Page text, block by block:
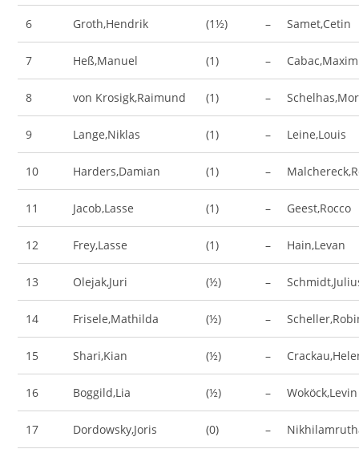
6 Groth,Hendrik (1½) – Samet,Cetin
7 Heß,Manuel (1) – Cabac,Maxim
8 von Krosigk,Raimund (1) –
9 Lange,Niklas (1) – Leine,Louis
10 Harders,Damian (1) –
11 Jacob,Lasse (1) – Geest,Rocco
12 Frey,Lasse (1) – Hain,Levan
13 Olejak,Juri (½) –
14 Frisele,Mathilda (½) –
15 Shari,Kian (½) –
16 Boggild,Lia (½) – Woköck,Levin
17 Dordowsky,Joris (0) –